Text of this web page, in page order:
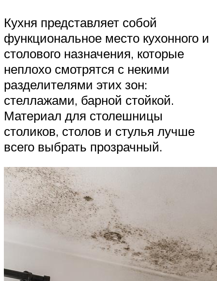
Кухня представляет собой
функциональное место кухонного и
столового назначения, которые
неплохо смотрятся с некими
разделителями этих зон:
стеллажами, барной стойкой.
Материал для столешницы
столиков, столов и стулья лучше
всего выбрать прозрачный.